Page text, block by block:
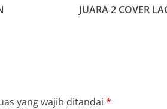
JUARA 2 COVER
yang wajib ditandai *